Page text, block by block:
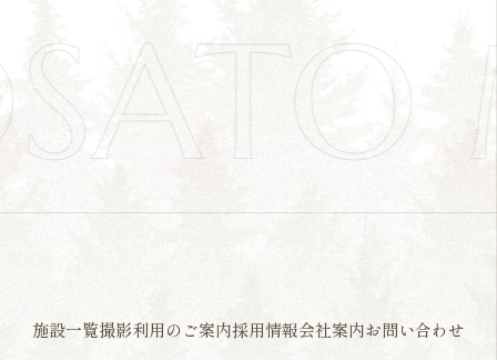
施設一覧撮影利用のご案内採用情報会社案内お問い合わせ